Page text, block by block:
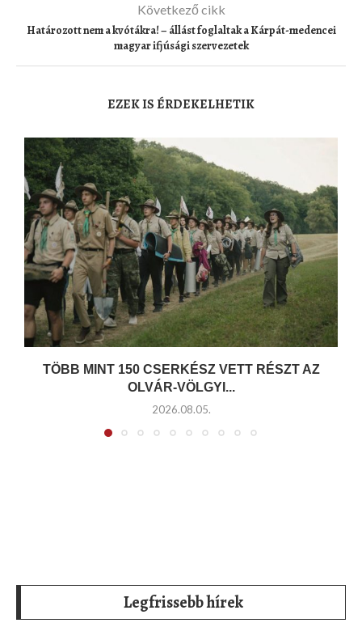
Következő cikk
Határozott nem a kvótákra! – állást foglaltak a Kárpát-medencei
magyar ifjúsági szervezetek
EZEK IS ÉRDEKELHETIK
TÖBB MINT 150 CSERKÉSZ VETT RÉSZT AZ
OLVÁR-VÖLGYI...
2026.08.05.
Legfrissebb hírek